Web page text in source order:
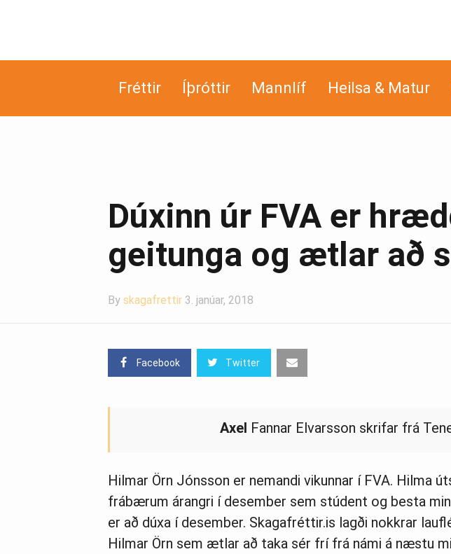
Fréttir Íþróttir Mannlíf Heilsa & Matur
Dúxinn úr FVA er
geitunga og ætlar að
By skagafrettir 3. janúar, 2018
Facebook Twitter
Axel Fannar Elvarsson skrifar frá
Hilmar Örn Jónsson er nemandi vikunnar í FVA. Hilma
frábærum árangri í desember sem stúdent og besta
er að dúxa í desember. Skagafréttir.is lagði nokkrar
Hilmar Örn sem ætlar að taka sér frí frá námi á næstu